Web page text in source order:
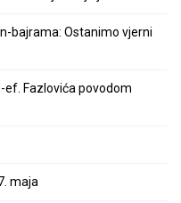
bajrama: Ostanimo vjerni
Fazlovića povodom
maja